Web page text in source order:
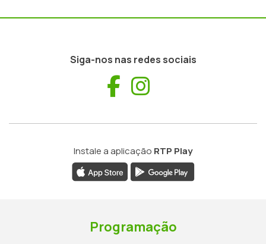
Siga-nos nas redes sociais
Facebook
Instale a aplicação RTP Play
Programação